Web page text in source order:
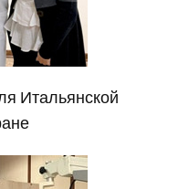
Итальянской